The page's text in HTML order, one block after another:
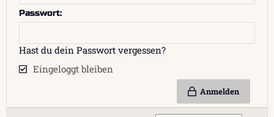
Passwort
Hast du dein Passwort vergessen?
Eingeloggt bleiben
Anmelden